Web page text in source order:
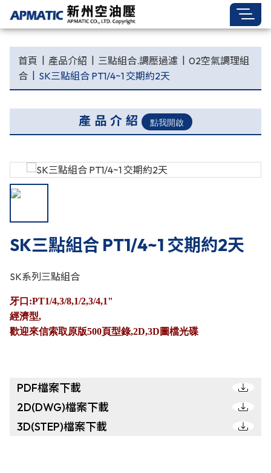
首頁 產品介紹 三點組合.調壓過濾
02空氣調理組
合
SK三點組合 PT1/4~1 交期約2天
產品介紹
SK三點組合 PT1/4~1 交期約2天
SK系列三點組合
牙口:PT1/4,3/8,1/2,3/4,1"
經濟型,
歡迎來信索取原版500頁型錄,2D,3D圖檔光碟
PDF檔案下載
2D(DWG)檔案下載
3D(STEP)檔案下載